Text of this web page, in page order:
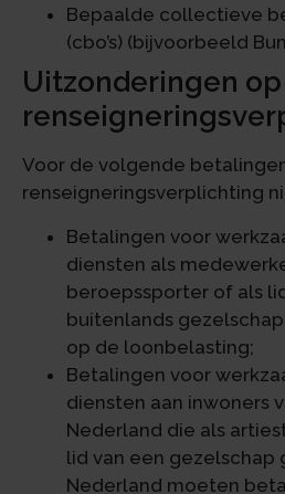
Bepaalde collectieve
(cbo’s) (bijvoorbeeld
Uitzonderingen
Voor de volgende
renseigneringsverplichting
Betalingen voor
diensten als
beroepssporter of als
buitenlands
op de loonbelasting;
Betalingen voor
diensten aan inwoners
Nederland die als
lid van een gezelschap
Nederland moeten